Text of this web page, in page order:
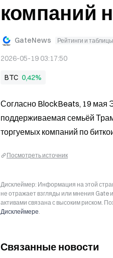
компаний
GateNews Рейтинги и
2026-05-19 03:17:50
BTC 0,42%
Согласно BlockBeats, 19 мая
поддерживаемая семьёй
торгуемых компаний по
Посмотреть источник
Дисклеймер: Информация на этой
не отражает взгляды или мнения Gate
активами связана с высоким риском.
Дисклеймере.
Связанные новости